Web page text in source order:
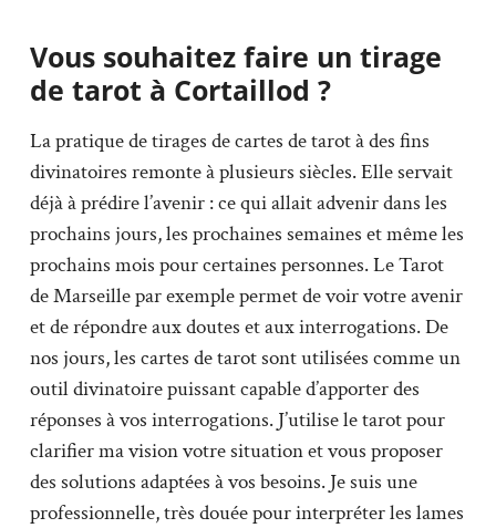
Vous souhaitez faire un tirage
de tarot à Cortaillod ?
La pratique de tirages de cartes de tarot à des fins
divinatoires remonte à plusieurs siècles. Elle servait
déjà à prédire l’avenir : ce qui allait advenir dans les
prochains jours, les prochaines semaines et même les
prochains mois pour certaines personnes. Le Tarot
de Marseille par exemple permet de voir votre avenir
et de répondre aux doutes et aux interrogations. De
nos jours, les cartes de tarot sont utilisées comme un
outil divinatoire puissant capable d’apporter des
réponses à vos interrogations. J’utilise le tarot pour
clarifier ma vision votre situation et vous proposer
des solutions adaptées à vos besoins. Je suis une
professionnelle, très douée pour interpréter les lames